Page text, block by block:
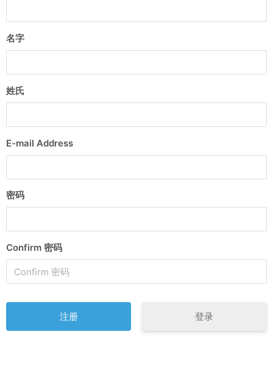
名字
姓氏
E-mail Address
密码
Confirm 密码
登录